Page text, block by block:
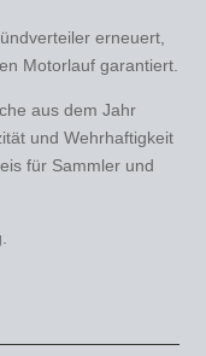
erneuert,
Motorlauf garantiert.
aus dem Jahr
und Wehrhaftigkeit
für Sammler und